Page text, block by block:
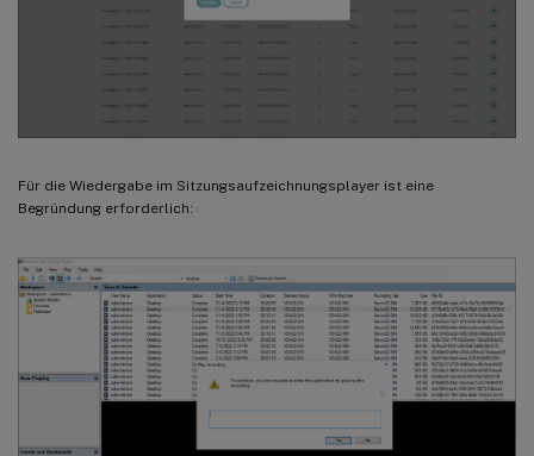
Für die Wiedergabe im Sitzungsaufzeichnungsplayer ist eine
Begründung erforderlich: